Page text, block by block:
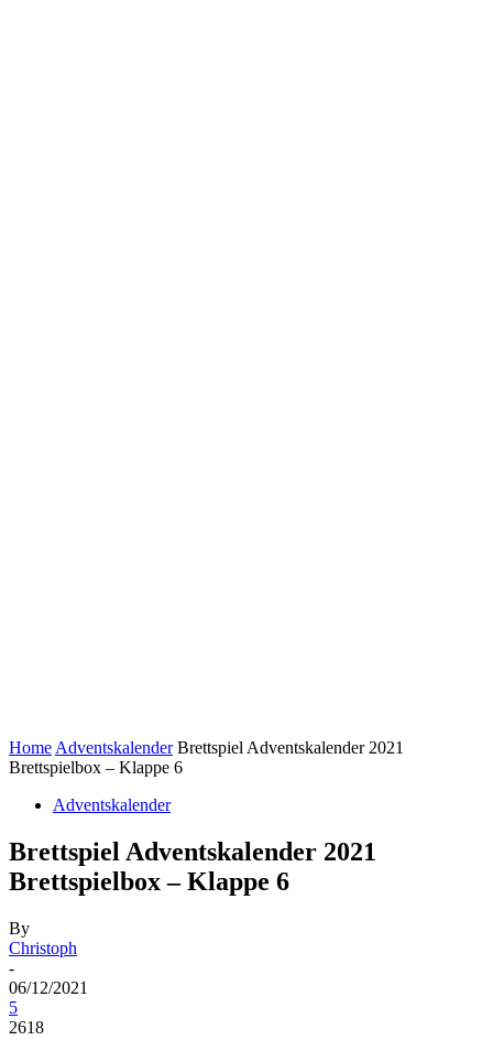
Home Adventskalender Brettspiel Adventskalender 2021
Brettspielbox – Klappe 6
Adventskalender
Brettspiel Adventskalender 2021
Brettspielbox – Klappe 6
By
Christoph
-
06/12/2021
5
2618